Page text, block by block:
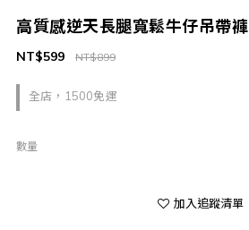
高質感逆天長腿寬鬆牛仔吊帶褲
全店，1500免運
NT$899
NT$599
數量
加入追蹤清單